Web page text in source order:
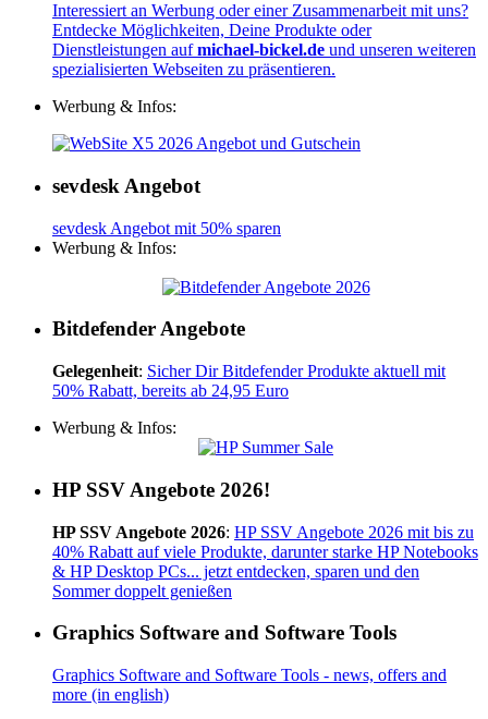
Interessiert an Werbung oder einer Zusammenarbeit mit uns?
Entdecke Möglichkeiten, Deine Produkte oder
Dienstleistungen aufmichael-bickel.de und unseren weiteren
spezialisierten Webseiten zu präsentieren.
Werbung & Infos:
sevdesk Angebot
sevdesk Angebot mit 50% sparen
Werbung & Infos:
Bitdefender Angebote
Gelegenheit: Sicher Dir Bitdefender Produkte aktuell mit
50% Rabatt, bereits ab 24,95 Euro
Werbung & Infos:
HP SSV Angebote 2026!
HP SSV Angebote 2026: HP SSV Angebote 2026 mit bis zu
40% Rabatt auf viele Produkte, darunter starke HP Notebooks
& HP Desktop PCs... jetzt entdecken, sparen und den
Sommer doppelt genießen
Graphics Software and Software Tools
Graphics Software and Software Tools - news, offers and
more (in english)